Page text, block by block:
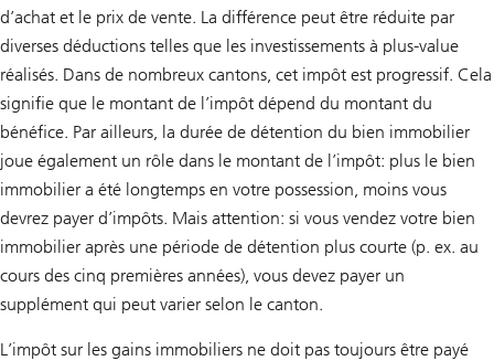
d
u
c
l
m
a
d’achat et le prix de vente. La différence peut être réduite par
diverses déductions telles que les investissements à plus-value
réalisés. Dans de nombreux cantons, cet impôt est progressif. Cela
signifie que le montant de l’impôt dépend du montant du
bénéfice. Par ailleurs, la durée de détention du bien immobilier
joue également un rôle dans le montant de l’impôt: plus le bien
immobilier a été longtemps en votre possession, moins vous
devrez payer d’impôts. Mais attention: si vous vendez votre bien
immobilier après une période de détention plus courte (p. ex. au
cours des cinq premières années), vous devez payer un
supplément qui peut varier selon le canton.
L’impôt sur les gains immobiliers ne doit pas toujours être payé